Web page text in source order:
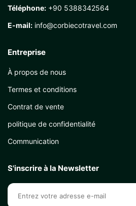
Téléphone: +90 5388342564
E-mail: info@corbiecotravel.com
Entreprise
À propos de nous
Termes et conditions
Contrat de vente
politique de confidentialité
Communication
S'inscrire à la Newsletter